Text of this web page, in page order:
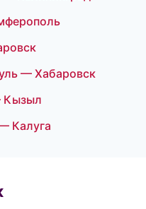
— Хабаровск
Кызыл
Калуга